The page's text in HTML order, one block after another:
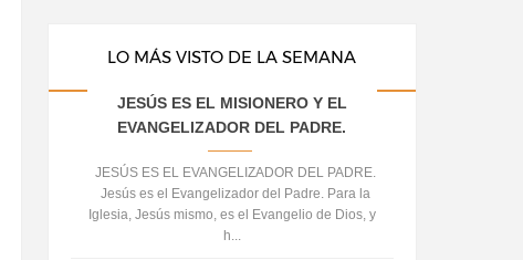
LO MÁS VISTO DE LA SEMANA
JESÚS ES EL MISIONERO Y EL
EVANGELIZADOR DEL PADRE.
JESÚS ES EL EVANGELIZADOR DEL PADRE.
Jesús es el Evangelizador del Padre. Para la
Iglesia, Jesús mismo, es el Evangelio de Dios, y
h...